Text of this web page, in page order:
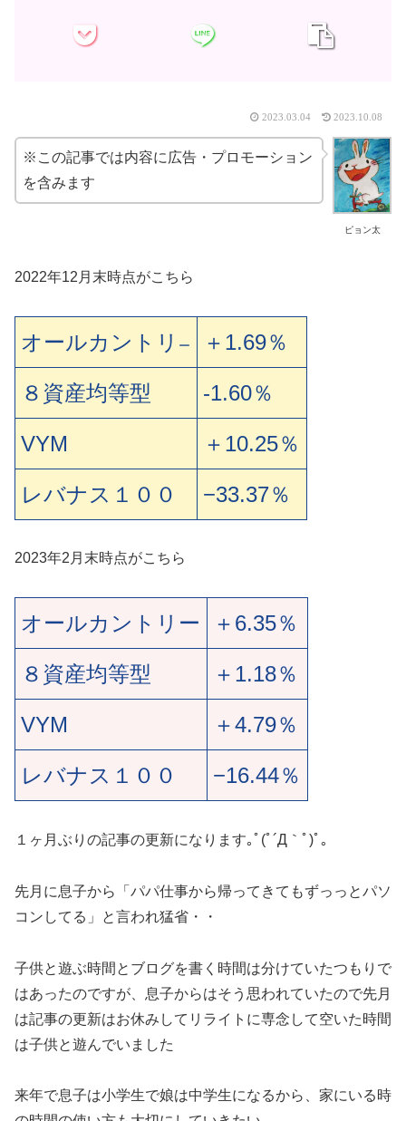
2023.03.04 2023.10.08
ピョン太
※この記事では内容に広告・プロモーション
を含みます
2022年12月末時点がこちら
オールカントリ ー ＋1.69％
８資産均等型 -1.60％
VYM ＋10.25％
レバナス１００ −33.37％
2023年2月末時点がこちら
オールカントリー ＋ 6.35％
８資産均等型 ＋1.18％
VYM ＋4.79％
レバナス１００ −16.44％
１ヶ月ぶりの記事の更新になります｡ﾟ(ﾟ´Д｀ﾟ)ﾟ｡
先月に息子から「パパ仕事から帰ってきてもずっっとパソ
コンしてる」と言われ猛省・・
子供と遊ぶ時間とブログを書く時間は分けていたつもりで
はあったのですが、息子からはそう思われていたので先月
は記事の更新はお休みしてリライトに専念して空いた時間
は子供と遊んでいました
来年で息子は小学生で娘は中学生になるから、家にいる時